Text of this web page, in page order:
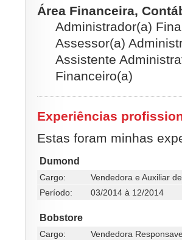
Área Financeira,
Administrador(a)
Assessor(a)
Assistente
Financeiro(a)
Experiências
Estas foram minhas
Dumond
Cargo:
Vendedora e Auxiliar
Período:
03/2014 à 12/2014
Bobstore
Cargo:
Vendedora